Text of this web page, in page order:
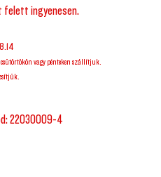
felett ingyenesen.
vagy pénteken szállítjuk.
22030009-4